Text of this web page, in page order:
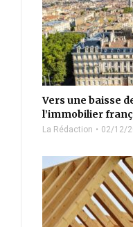
Vers une baisse
l’immobilier
La Rédaction 02/12/